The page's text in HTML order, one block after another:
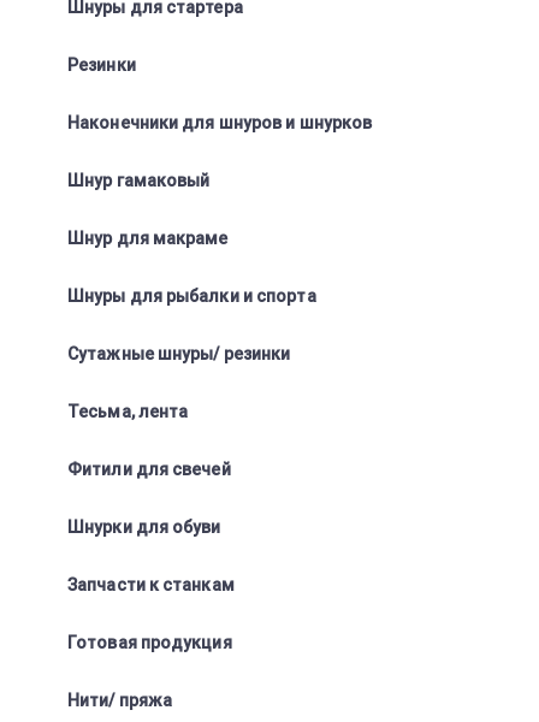
Шнуры для стартера
Резинки
Наконечники для шнуров и шнурков
Шнур гамаковый
Шнур для макраме
Шнуры для рыбалки и спорта
Сутажные шнуры/ резинки
Тесьма, лента
Фитили для свечей
Шнурки для обуви
Запчасти к станкам
Готовая продукция
Нити/ пряжа